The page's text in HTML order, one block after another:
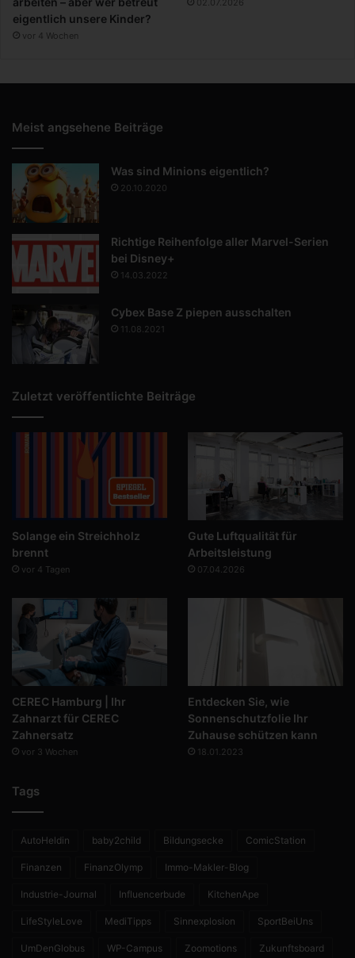
eigentlich unsere Kinder?
vor 4 Wochen
02.07.2026
Meist angsehene Beiträge
Was sind Minions eigentlich?
20.10.2020
Richtige Reihenfolge aller Marvel-Serien
bei Disney+
14.03.2022
Cybex Base Z piepen ausschalten
11.08.2021
Zuletzt veröffentlichte Beiträge
Solange ein Streichholz
brennt
vor 4 Tagen
Gute Luftqualität für
Arbeitsleistung
07.04.2026
CEREC Hamburg | Ihr
Zahnarzt für CEREC
Zahnersatz
vor 3 Wochen
Entdecken Sie, wie
Sonnenschutzfolie Ihr
Zuhause schützen kann
18.01.2023
Tags
AutoHeldin baby2child Bildungsecke ComicStation
Finanzen FinanzOlymp Immo-Makler-Blog
Industrie-Journal Influencerbude KitchenApe
LifeStyleLove MediTipps Sinnexplosion SportBeiUns
UmDenGlobus WP-Campus Zoomotions Zukunftsboard